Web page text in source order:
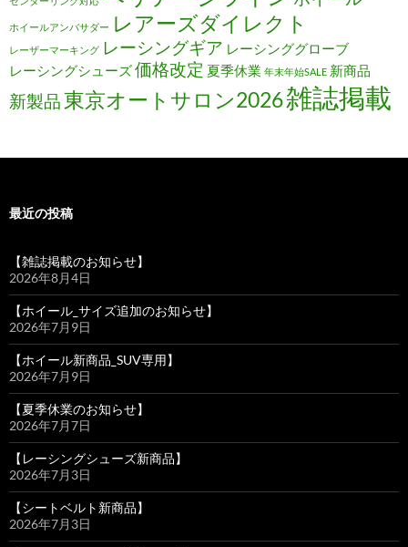
ホイールアンバサダー レアーズダイレクト
レーザーマーキング レーシングギア レーシンググローブ
レーシングシューズ価格改定 夏季休業 年末年始SALE 新商品
新製品 東京オートサロン2026雑誌掲載
最近の投稿
【雑誌掲載のお知らせ】
2026年8月4日
【ホイール_サイズ追加のお知らせ】
2026年7月9日
【ホイール新商品_SUV専用】
2026年7月9日
【夏季休業のお知らせ】
2026年7月7日
【レーシングシューズ新商品】
2026年7月3日
【シートベルト新商品】
2026年7月3日